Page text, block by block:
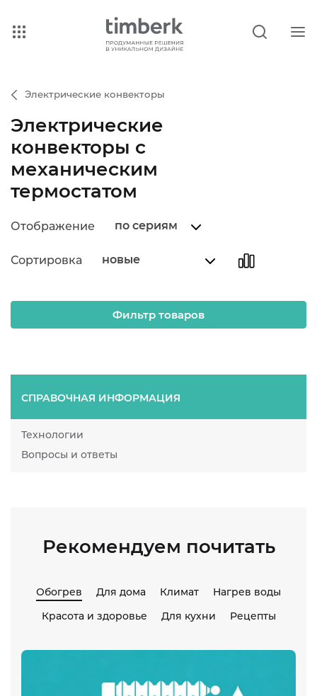
Электрические конвекторы
Электрические
конвекторы с
механическим
термостатом
Отображение по сериям
Сортировка новые
СПРАВОЧНАЯ ИНФОРМАЦИЯ
Технологии
Вопросы и ответы
Фильтр товаров
Рекомендуем почитать
Обогрев Для дома Климат
Нагрев воды
Красота и здоровье
Для кухни Рецепты